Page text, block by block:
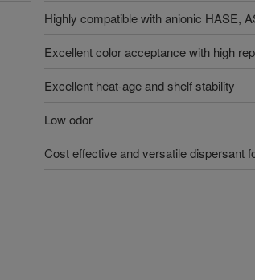
Highly compatible with anionic HASE,
Excellent color acceptance with high
Excellent heat-age and shelf stability
Low odor
Cost effective and versatile dispersant